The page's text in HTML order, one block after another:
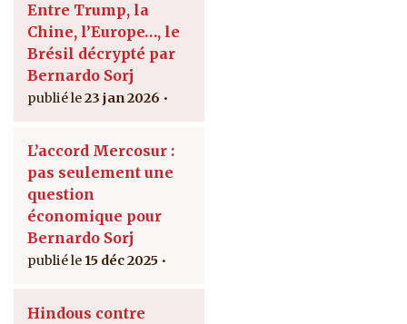
Entre Trump, la
Chine, l’Europe…, le
Brésil décrypté par
Bernardo Sorj
23 jan 2026
L’accord Mercosur :
pas seulement une
question
économique pour
Bernardo Sorj
15 déc 2025
Hindous contre